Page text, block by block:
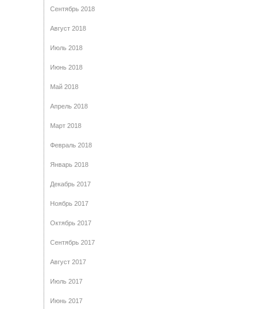
Сентябрь 2018
Август 2018
Июль 2018
Июнь 2018
Май 2018
Апрель 2018
Март 2018
Февраль 2018
Январь 2018
Декабрь 2017
Ноябрь 2017
Октябрь 2017
Сентябрь 2017
Август 2017
Июль 2017
Июнь 2017